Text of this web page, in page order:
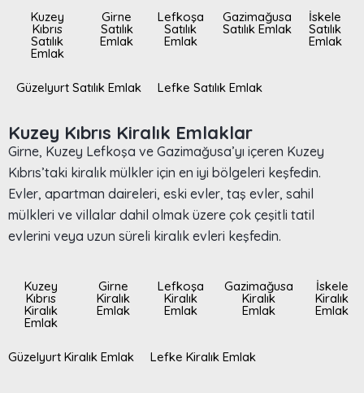
Kuzey
Kıbrıs
Satılık
Emlak
Girne
Satılık
Emlak
Lefkoşa
Satılık
Emlak
Gazimağusa
Satılık Emlak
İskele
Satılık
Emlak
Güzelyurt Satılık Emlak Lefke Satılık Emlak
Kuzey Kıbrıs Kiralık Emlaklar
Girne, Kuzey Lefkoşa ve Gazimağusa’yı içeren Kuzey
Kıbrıs’taki kiralık mülkler için en iyi bölgeleri keşfedin.
Evler, apartman daireleri, eski evler, taş evler, sahil
mülkleri ve villalar dahil olmak üzere çok çeşitli tatil
evlerini veya uzun süreli kiralık evleri keşfedin.
Kuzey
Kıbrıs
Kiralık
Emlak
Girne
Kiralık
Emlak
Lefkoşa
Kiralık
Emlak
Gazimağusa
Kiralık
Emlak
İskele
Kiralık
Emlak
Güzelyurt Kiralık Emlak Lefke Kiralık Emlak